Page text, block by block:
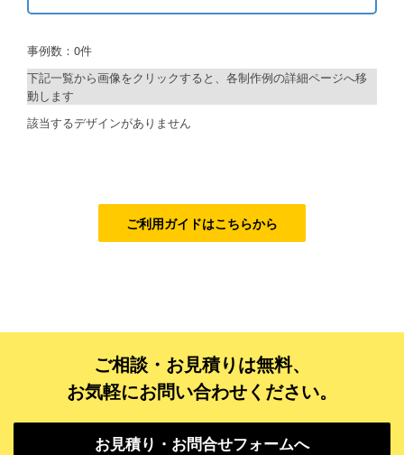
FAQ（よくあるご質問）
資料をダウンロード
制作プランで探す
シルバーコース
ジャンルで探す
飲食店・カフェ
事例数：0件
下記一覧から画像をクリックすると、各制作例の詳細ページへ移
動します
該当するデザインがありません
ご利用ガイドはこちらから
ご相談・お見積りは無料、
お気軽にお問い合わせください。
お見積り・お問合せフォームへ